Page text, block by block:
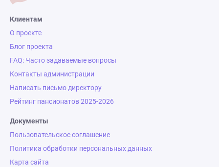
Клиентам
О проекте
Блог проекта
FAQ: Часто задаваемые вопросы
Контакты администрации
Написать письмо директору
Рейтинг пансионатов 2025-2026
Документы
Пользовательское соглашение
Политика обработки персональных данных
Карта сайта